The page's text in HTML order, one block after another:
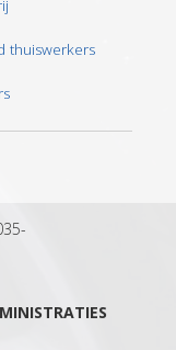
thuiswerkers